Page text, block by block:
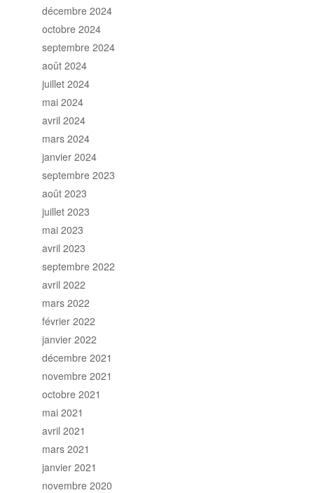
décembre 2024
octobre 2024
septembre 2024
août 2024
juillet 2024
mai 2024
avril 2024
mars 2024
janvier 2024
septembre 2023
août 2023
juillet 2023
mai 2023
avril 2023
septembre 2022
avril 2022
mars 2022
février 2022
janvier 2022
décembre 2021
novembre 2021
octobre 2021
mai 2021
avril 2021
mars 2021
janvier 2021
novembre 2020